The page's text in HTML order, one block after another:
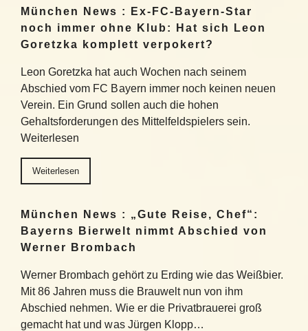
München News : Ex-FC-Bayern-Star
noch immer ohne Klub: Hat sich Leon
Goretzka komplett verpokert?
Leon Goretzka hat auch Wochen nach seinem
Abschied vom FC Bayern immer noch keinen neuen
Verein. Ein Grund sollen auch die hohen
Gehaltsforderungen des Mittelfeldspielers sein.
Weiterlesen
Weiterlesen
München News : „Gute Reise, Chef“:
Bayerns Bierwelt nimmt Abschied von
Werner Brombach
Werner Brombach gehört zu Erding wie das Weißbier.
Mit 86 Jahren muss die Brauwelt nun von ihm
Abschied nehmen. Wie er die Privatbrauerei groß
gemacht hat und was Jürgen Klopp…